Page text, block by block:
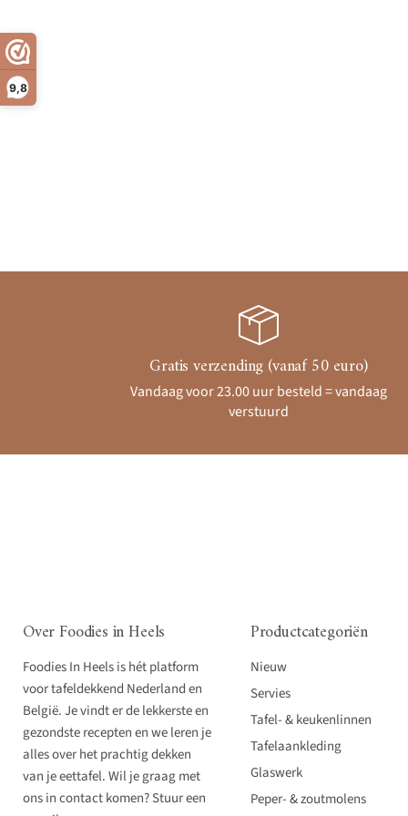
9,8
Gratis verzending (vanaf 50 euro)
Vandaag voor 23.00 uur besteld = vandaag
verstuurd
Over Foodies in Heels
Foodies In Heels is hét platform
voor tafeldekkend Nederland en
België. Je vindt er de lekkerste en
gezondste recepten en we leren je
alles over het prachtig dekken
van je eettafel. Wil je graag met
ons in contact komen? Stuur een
Productcategoriën
Nieuw
Servies
Tafel- & keukenlinnen
Tafelaankleding
Glaswerk
Peper- & zoutmolens